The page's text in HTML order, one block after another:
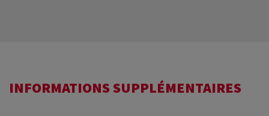
INFORMATIONS SUPPLÉMENTAIRES